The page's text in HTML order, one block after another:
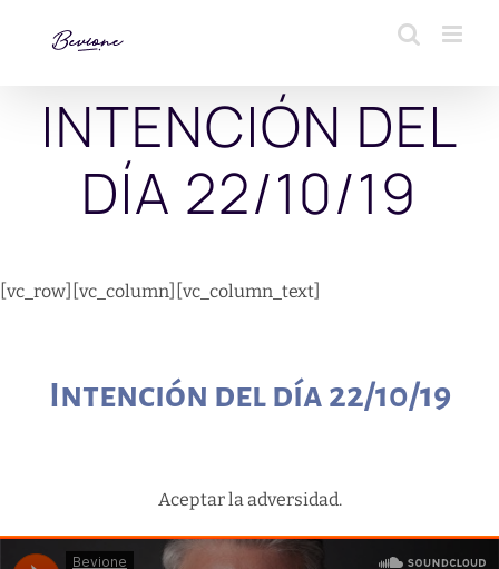
INTENCIÓN DEL
DÍA 22/10/19
[vc_row][vc_column][vc_column_text]
Intención del día 22/10/19
Aceptar la adversidad.